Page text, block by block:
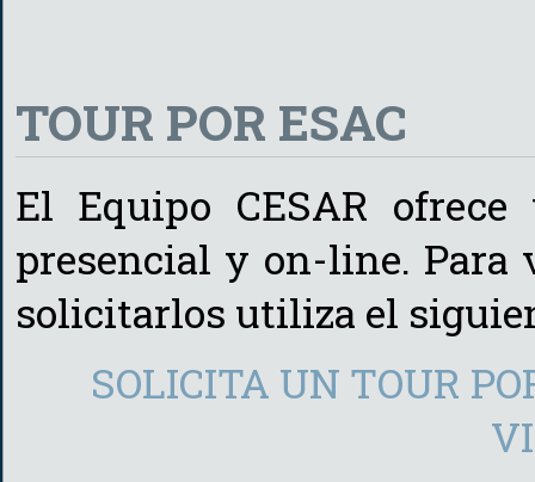
TOUR POR ESAC
El Equipo CESAR
presencial y on-line. Para
solicitarlos utiliza el
SOLICITA UN TOUR